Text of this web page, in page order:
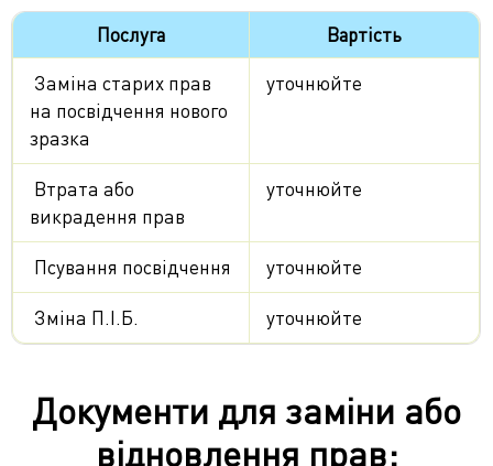
Послуга Вартість
Заміна старих прав
на посвідчення нового
зразка
уточнюйте
Втрата або
викрадення прав
уточнюйте
Псування посвідчення уточнюйте
Зміна П.І.Б. уточнюйте
Документи для заміни або
відновлення прав: